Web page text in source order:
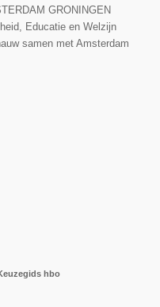
GRONINGEN
Educatie en Welzijn
samen met Amsterdam
hbo